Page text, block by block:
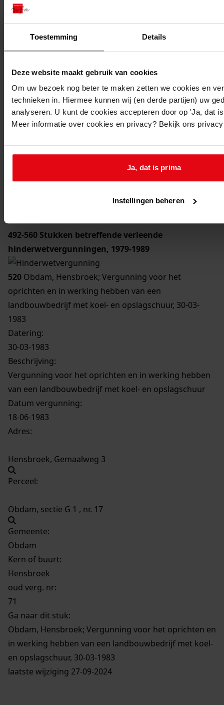
Toestemming Details
Deze website maakt gebruik van cookies
Om uw bezoek nog beter te maken zetten we cookies en
technieken in. Hiermee kunnen wij (en derde partijen) uw
analyseren. U kunt de cookies accepteren door op 'Ja, dat
Meer informatie over cookies en privacy? Bekijk ons
Ja, dat is prima
Instellingen beheren
Printen
Inventaris
2.2.06.2. Voorkoming van milieuverontreiniging
492-560 Stukken betreffende verleende
hinderwetvergunningen, 1979-1989
520 Obdam, Hensbroek; Vergunning voor het
oprichten en in werking hebben van een
landbouwbedrijf met koel- en opslagschuur, 30-03-
1983
Datering:
30-03-1983
Beschrijving:
Vergunning voor het oprichten en in werking hebben
van een landbouwbedrijf met koel- en opslagschuur
Datum vergunning:
18-06-1983
Adres:
Hensbroek, Gemaalweg 3
Perceel:
Obdam, sectie G 1 , nr. 17
Gemeente:
Obdam
Kern of buurt:
Hensbroek
oud verg. nr:
71
Ga naar dit stuk:
Obdam, Hensbroek; Vergunning voor het oprichten en
in werking hebben van een landbouwbedrijf met koel-
en opslagschuur, 30-03-1983
laatste wijziging 27-09-2024